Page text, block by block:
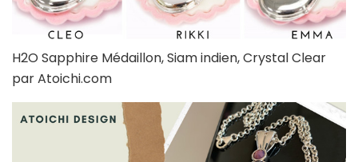
H2O Sapphire Médaillon, Siam indien, Crystal Clear
par Atoichi.com